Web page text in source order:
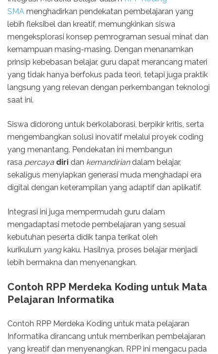
SMA menghadirkan pendekatan pembelajaran yang
lebih fleksibel dan kreatif, memungkinkan siswa
mengeksplorasi konsep pemrograman sesuai minat dan
kemampuan masing-masing. Dengan menanamkan
prinsip kebebasan belajar, guru dapat merancang materi
yang tidak hanya berfokus pada teori, tetapi juga praktik
langsung yang relevan dengan perkembangan teknologi
saat ini.
Siswa didorong untuk berkolaborasi, berpikir kritis, serta
mengembangkan solusi inovatif melalui proyek coding
yang menantang. Pendekatan ini membangun
rasa percaya diri dan kemandiriandalam belajar,
sekaligus menyiapkan generasi muda menghadapi era
digital dengan keterampilan yang adaptif dan aplikatif.
Integrasi ini juga mempermudah guru dalam
mengadaptasi metode pembelajaran yang sesuai
kebutuhan peserta didik tanpa terikat oleh
kurikulum yangkaku. Hasilnya, proses belajar menjadi
lebih bermakna dan menyenangkan.
Contoh RPP Merdeka Koding untuk Mata
Pelajaran Informatika
Contoh RPP Merdeka Koding untuk mata pelajaran
Informatika dirancang untuk memberikan pembelajaran
yang kreatif dan menyenangkan. RPP ini mengacu pada